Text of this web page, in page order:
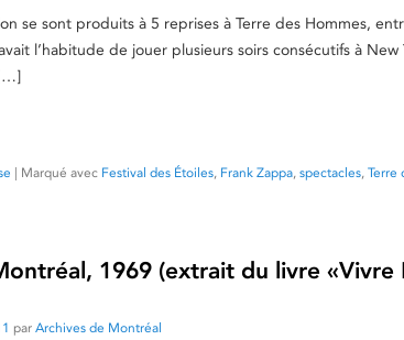
se sont produits à 5 reprises à Terre des Hommes,
l’habitude de jouer plusieurs soirs consécutifs à New
| Marqué avec Festival des Étoiles, Frank Zappa, spectacles, Terre
1969 (extrait du livre «Vivre
par Archives de Montréal